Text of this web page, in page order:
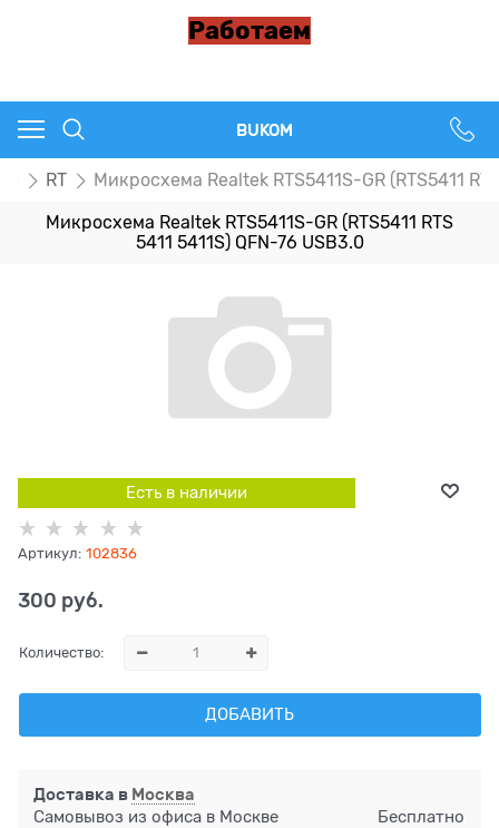
Работаем
BUKOM
RT Микросхема Realtek RTS5411S-GR (RTS5411
Микросхема Realtek RTS5411S-GR (RTS5411 RTS
5411 5411S) QFN-76 USB3.0
Есть в наличии
Артикул: 102836
300 руб.
Количество:
ДОБАВИТЬ
Доставка в Москва
Самовывоз из офиса в Москве
Бесплатно